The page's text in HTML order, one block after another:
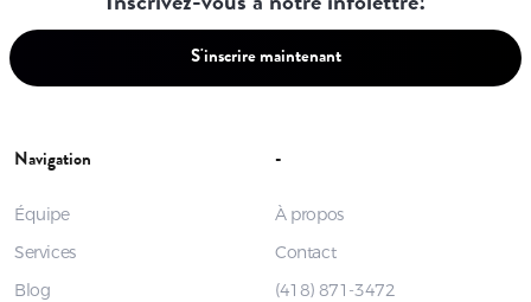
S'inscrire maintenant
Navigation
Équipe
Services
Blog
-
À propos
Contact
(418) 871-3472